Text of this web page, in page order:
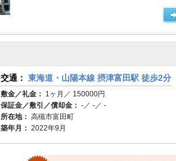
交通： 東海道・山陽本線 摂津富田駅 徒歩2分
敷金／礼金： 1ヶ月／ 150000円
保証金／敷引／償却金： -／ -／ -
所在地： 高槻市富田町
築年月： 2022年9月